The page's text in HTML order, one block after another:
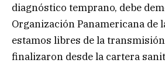
diagnóstico temprano, debe
Organización Panamericana de
estamos libres de la
finalizaron desde la cartera